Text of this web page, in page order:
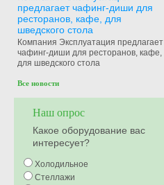
предлагает чафинг-диши для
ресторанов, кафе, для
шведского стола
Компания Эксплуатация предлагает
чафинг-диши для ресторанов, кафе,
для шведского стола
Все новости
Наш опрос
Какое оборудование вас
интересует?
Холодильное
Стеллажи